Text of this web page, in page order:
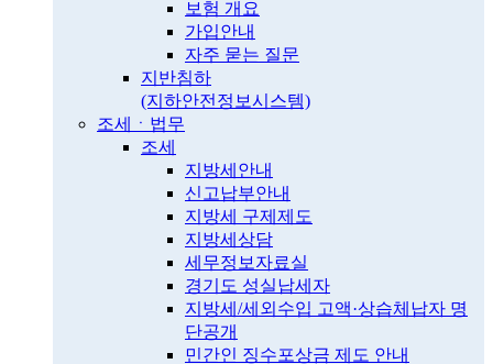
보험 개요
가입안내
자주 묻는 질문
지반침하
(지하안전정보시스템)
조세ㆍ법무
조세
지방세안내
신고납부안내
지방세 구제제도
지방세상담
세무정보자료실
경기도 성실납세자
지방세/세외수입 고액·상습체납자 명
단공개
민간인 징수포상금 제도 안내